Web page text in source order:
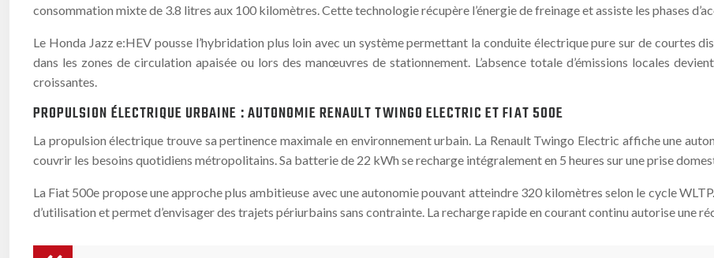
consommation mixte de 3.8 litres aux 100 kilomètres. Cette technologie récupère l’énergie de freinage et assiste les phases
Le Honda Jazz e:HEV pousse l’hybridation plus loin avec un système permettant la conduite électrique pure sur de courtes
dans les zones de circulation apaisée ou lors des manœuvres de stationnement. L’absence totale d’émissions locales
croissantes.
PROPULSION ÉLECTRIQUE URBAINE : AUTONOMIE RENAULT TWINGO ELECTRIC ET FIAT 500E
La propulsion électrique trouve sa pertinence maximale en environnement urbain. La Renault Twingo Electric affiche une
couvrir les besoins quotidiens métropolitains. Sa batterie de 22 kWh se recharge intégralement en 5 heures sur une prise
La Fiat 500e propose une approche plus ambitieuse avec une autonomie pouvant atteindre 320 kilomètres selon le cycle
d’utilisation et permet d’envisager des trajets périurbains sans contrainte. La recharge rapide en courant continu autorise une